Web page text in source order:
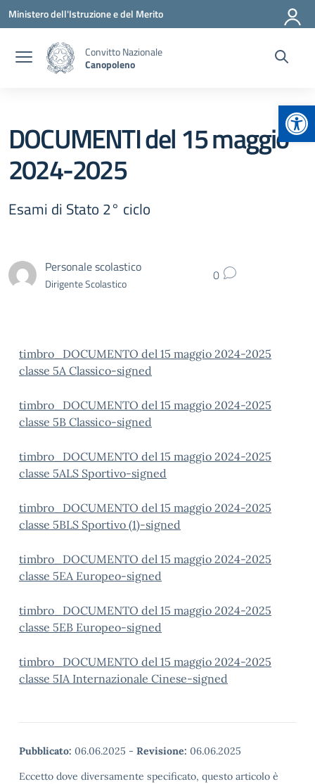
Vai ai contenuti
Vai al menu di navigazione
Vai al footer
Ministero dell'Istruzione e del Merito
Convitto Nazionale
Canopoleno
DOCUMENTI del 15 maggio
2024-2025
Esami di Stato 2° ciclo
Personale scolastico
Dirigente Scolastico 0
timbro_DOCUMENTO del 15 maggio 2024-2025
classe 5A Classico-signed
timbro_DOCUMENTO del 15 maggio 2024-2025
classe 5B Classico-signed
timbro_DOCUMENTO del 15 maggio 2024-2025
classe 5ALS Sportivo-signed
timbro_DOCUMENTO del 15 maggio 2024-2025
classe 5BLS Sportivo (1)-signed
timbro_DOCUMENTO del 15 maggio 2024-2025
classe 5EA Europeo-signed
timbro_DOCUMENTO del 15 maggio 2024-2025
classe 5EB Europeo-signed
timbro_DOCUMENTO del 15 maggio 2024-2025
classe 5IA Internazionale Cinese-signed
Pubblicato: 06.06.2025 - Revisione: 06.06.2025
Eccetto dove diversamente specificato, questo articolo è